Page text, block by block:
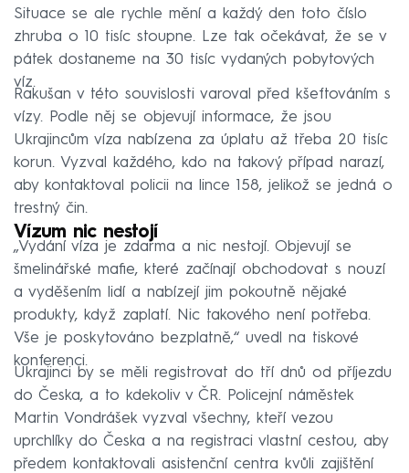
Situace se ale rychle mění a každý den toto číslo
zhruba o 10 tisíc stoupne. Lze tak očekávat, že se v
pátek dostaneme na 30 tisíc vydaných pobytových
víz.
Rakušan v této souvislosti varoval před kšeftováním s
vízy. Podle něj se objevují informace, že jsou
Ukrajincům víza nabízena za úplatu až třeba 20 tisíc
korun. Vyzval každého, kdo na takový případ narazí,
aby kontaktoval policii na lince 158, jelikož se jedná o
trestný čin.
Vízum nic nestojí
„Vydání víza je zdarma a nic nestojí. Objevují se
šmelinářské mafie, které začínají obchodovat s nouzí
a vyděšením lidí a nabízejí jim pokoutně nějaké
produkty, když zaplatí. Nic takového není potřeba.
Vše je poskytováno bezplatně,“ uvedl na tiskové
konferenci.
Ukrajinci by se měli registrovat do tří dnů od příjezdu
do Česka, a to kdekoliv v ČR. Policejní náměstek
Martin Vondrášek vyzval všechny, kteří vezou
uprchlíky do Česka a na registraci vlastní cestou, aby
předem kontaktovali asistenční centra kvůli zajištění